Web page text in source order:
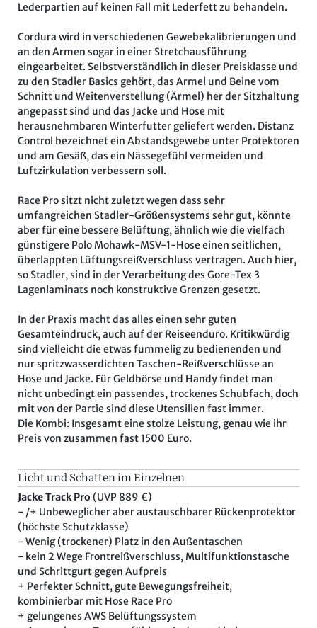
Lederpartien auf keinen Fall mit Lederfett zu behandeln.
Cordura wird in verschiedenen Gewebekalibrierungen und
an den Armen sogar in einer Stretchausführung
eingearbeitet. Selbstverständlich in dieser Preisklasse und
zu den Stadler Basics gehört, das Armel und Beine vom
Schnitt und Weitenverstellung (Ärmel) her der Sitzhaltung
angepasst sind und das Jacke und Hose mit
herausnehmbaren Winterfutter geliefert werden. Distanz
Control bezeichnet ein Abstandsgewebe unter Protektoren
und am Gesäß, das ein Nässegefühl vermeiden und
Luftzirkulation verbessern soll.
Race Pro sitzt nicht zuletzt wegen dass sehr
umfangreichen Stadler-Größensystems sehr gut, könnte
aber für eine bessere Belüftung, ähnlich wie die vielfach
günstigere Polo Mohawk-MSV-1-Hose einen seitlichen,
überlappten Lüftungsreißverschluss vertragen. Auch hier,
so Stadler, sind in der Verarbeitung des Gore-Tex 3
Lagenlaminats noch konstruktive Grenzen gesetzt.
In der Praxis macht das alles einen sehr guten
Gesamteindruck, auch auf der Reiseenduro. Kritikwürdig
sind vielleicht die etwas fummelig zu bedienenden und
nur spritzwasserdichten Taschen-Reißverschlüsse an
Hose und Jacke. Für Geldbörse und Handy findet man
nicht unbedingt ein passendes, trockenes Schubfach, doch
mit von der Partie sind diese Utensilien fast immer.
Die Kombi: Insgesamt eine stolze Leistung, genau wie ihr
Preis von zusammen fast 1500 Euro.
Licht und Schatten im Einzelnen
Jacke Track Pro (UVP 889 €)
- /+ Unbeweglicher aber austauschbarer Rückenprotektor
(höchste Schutzklasse)
- Wenig (trockener) Platz in den Außentaschen
- kein 2 Wege Frontreißverschluss, Multifunktionstasche
und Schrittgurt gegen Aufpreis
+ Perfekter Schnitt, gute Bewegungsfreiheit,
kombinierbar mit Hose Race Pro
+ gelungenes AWS Belüftungssystem